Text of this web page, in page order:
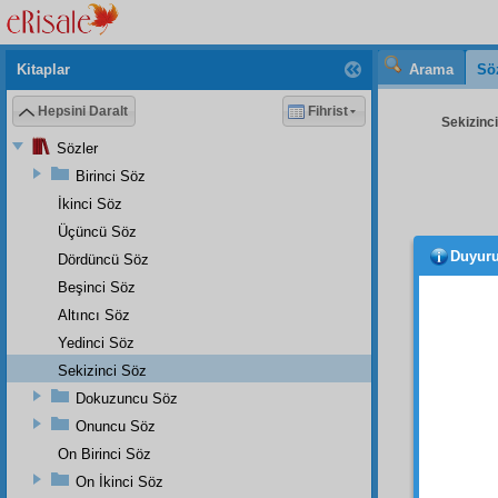
Arama
bir
Kitaplar
Hepsini Daralt Fihrist
Sözler
Birinci Söz
İkinci Söz
Üçüncü Söz
Dördüncü Söz
Beşinci Söz
Altıncı Söz
Yedinci Söz
Sekizinci Söz
Dokuzuncu Söz
Onuncu Söz
On Birinci Söz
On İkinci Söz
Duyuru